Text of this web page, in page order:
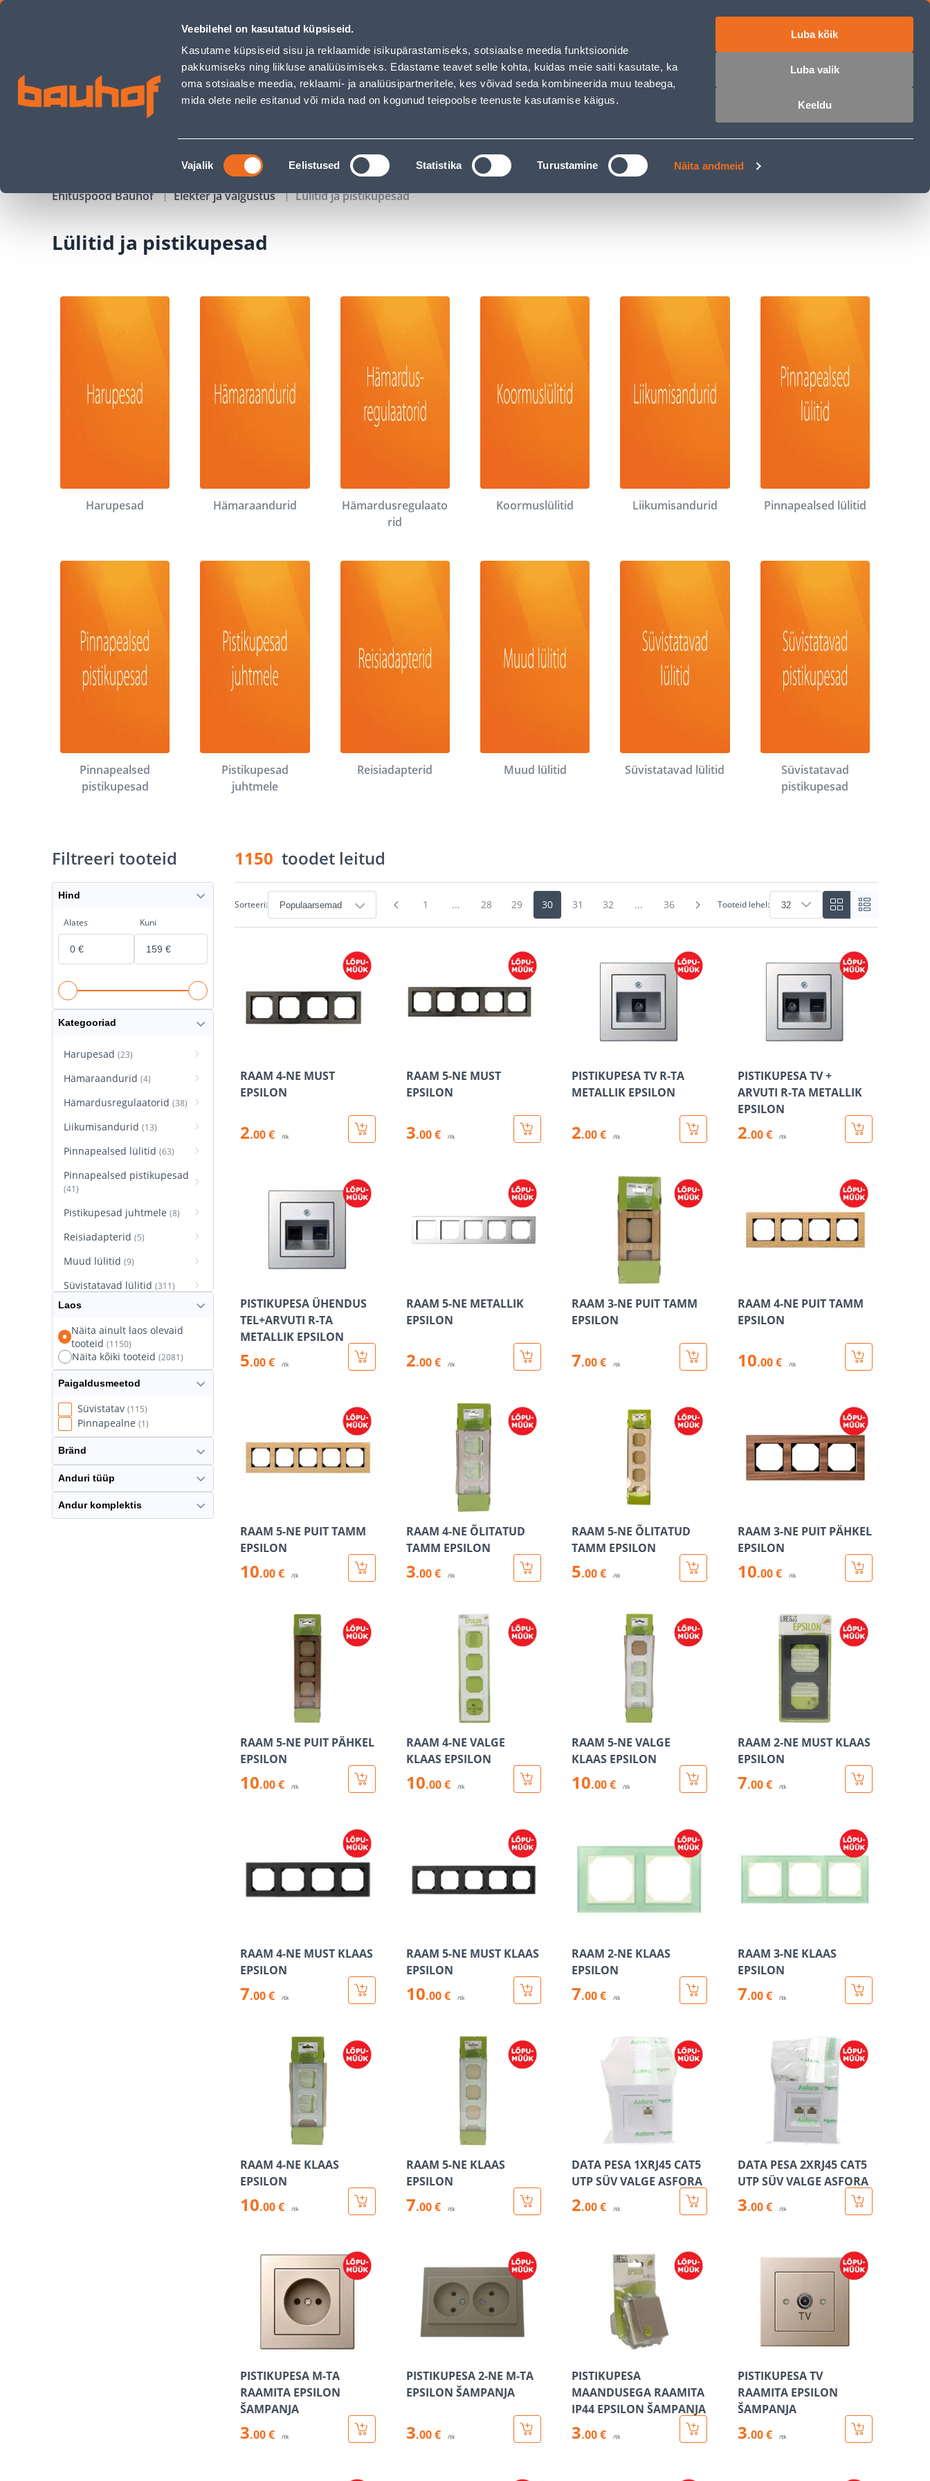
Veebilehel on kasutatud küpsiseid.
Kasutame küpsiseid sisu ja reklaamide isikupärastamiseks, sotsiaalse meedia funktsioonide
pakkumiseks ning liikluse analüüsimiseks. Edastame teavet selle kohta, kuidas meie saiti kasutate, ka
oma sotsiaalse meedia, reklaami- ja analüüsipartneritele, kes võivad seda kombineerida muu teabega,
mida olete neile esitanud või mida nad on kogunud teiepoolse teenuste kasutamise käigus.
Nõusoleku
valik
Vajalik Eelistused Statistika Turustamine Näita andmeid
Luba kõik
Luba valik
Keeldu
Lülitid ja pistikupesad - Bauhof has loaded
Äriklienditeenindus Klienditeenindus Teenused Karjäärileht
OTSI Logi sisse
KAMPAANIAD KATALOOGID TÖÖRIISTALAENUTUS JÄRELMAKS
Ehituspood Bauhof Elekter ja valgustus Lülitid ja pistikupesad
Lülitid ja pistikupesad
Harupesad Hämaraandurid
Hämardusregulaato
rid
Koormuslülitid Liikumisandurid Pinnapealsed lülitid
Pinnapealsed
pistikupesad
Pistikupesad
juhtmele
Reisiadapterid Muud lülitid Süvistatavad lülitid
Süvistatavad
pistikupesad
1150 toodet leitud
Sorteeri: 1 ... 28 29 30 31 32 ... 36 Tooteid lehel:
RAAM 4-NE MUST
EPSILON
2.00 € /tk
RAAM 5-NE MUST
EPSILON
3.00 € /tk
PISTIKUPESA TV R-TA
METALLIK EPSILON
2.00 € /tk
PISTIKUPESA TV +
ARVUTI R-TA METALLIK
EPSILON
2.00 € /tk
PISTIKUPESA ÜHENDUS
TEL+ARVUTI R-TA
METALLIK EPSILON
5.00 € /tk
RAAM 5-NE METALLIK
EPSILON
2.00 € /tk
RAAM 3-NE PUIT TAMM
EPSILON
7.00 € /tk
RAAM 4-NE PUIT TAMM
EPSILON
10.00 € /tk
RAAM 5-NE PUIT TAMM
EPSILON
10.00 € /tk
RAAM 4-NE ÕLITATUD
TAMM EPSILON
3.00 € /tk
RAAM 5-NE ÕLITATUD
TAMM EPSILON
5.00 € /tk
RAAM 3-NE PUIT PÄHKEL
EPSILON
10.00 € /tk
RAAM 5-NE PUIT PÄHKEL
EPSILON
10.00 € /tk
RAAM 4-NE VALGE
KLAAS EPSILON
10.00 € /tk
RAAM 5-NE VALGE
KLAAS EPSILON
10.00 € /tk
RAAM 2-NE MUST KLAAS
EPSILON
7.00 € /tk
RAAM 4-NE MUST KLAAS
EPSILON
7.00 € /tk
RAAM 5-NE MUST KLAAS
EPSILON
10.00 € /tk
RAAM 2-NE KLAAS
EPSILON
7.00 € /tk
RAAM 3-NE KLAAS
EPSILON
7.00 € /tk
RAAM 4-NE KLAAS
EPSILON
10.00 € /tk
RAAM 5-NE KLAAS
EPSILON
7.00 € /tk
DATA PESA 1XRJ45 CAT5
UTP SÜV VALGE ASFORA
2.00 € /tk
DATA PESA 2XRJ45 CAT5
UTP SÜV VALGE ASFORA
3.00 € /tk
PISTIKUPESA M-TA
RAAMITA EPSILON
ŠAMPANJA
3.00 € /tk
PISTIKUPESA 2-NE M-TA
EPSILON ŠAMPANJA
3.00 € /tk
PISTIKUPESA
MAANDUSEGA RAAMITA
IP44 EPSILON ŠAMPANJA
3.00 € /tk
PISTIKUPESA TV
RAAMITA EPSILON
ŠAMPANJA
3.00 € /tk
Filtreeri tooteid
Hind
Alates Kuni
Kategooriad
Harupesad (23)
Hämaraandurid (4)
Hämardusregulaatorid (38)
Liikumisandurid (13)
Pinnapealsed lülitid (63)
Pinnapealsed pistikupesad
(41)
Pistikupesad juhtmele (8)
Reisiadapterid (5)
Muud lülitid (9)
Süvistatavad lülitid (311)
Süvistatavad pistikupesad
Termostaatlülitid
Laos
Näita ainult laos olevaid
tooteid (1150)
Näita kõiki tooteid (2081)
Paigaldusmeetod
Süvistatav (115)
Pinnapealne (1)
Bränd
Anduri tüüp
Andur komplektis